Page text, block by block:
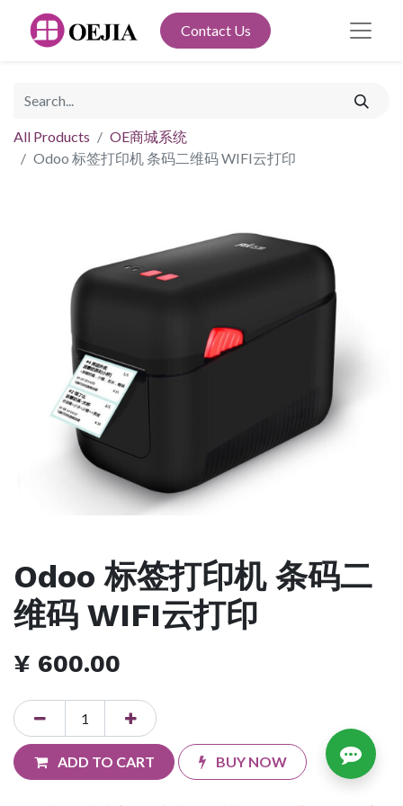
Contact Us
All Products
OE商城系统
Odoo 标签打印机 条码二维码 WIFI云打印
Odoo 标签打印机 条码二
维码 WIFI云打印
¥ 600.00
ADD TO CART BUY NOW